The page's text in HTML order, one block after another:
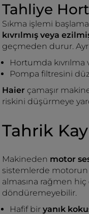
Tahliye
Sıkma işlemi
kıvrılmış veya
geçmeden durur.
Hortumda kıvrılma
Pompa filtresini
Haier çamaşır
riskini düşürmeye
Tahrik
Makineden motor
sistemlerde motorun
almasına rağmen
döndüremeyebilir.
Hafif bir yanık